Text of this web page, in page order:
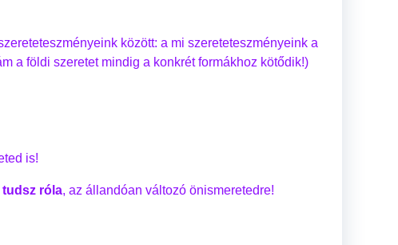
között: a mi szereteteszményeink a
a földi szeretet mindig a konkrét formákhoz kötődik!)
is!
tudsz róla, az állandóan változó önismeretedre!